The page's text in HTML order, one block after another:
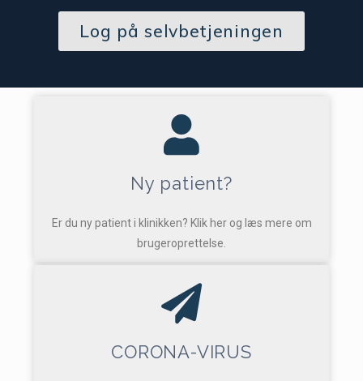
Log på selvbetjeningen
Ny patient?
Er du ny patient i klinikken? Klik her og læs mere om
brugeroprettelse.
CORONA-VIRUS